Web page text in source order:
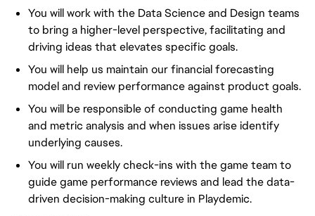
You will work with the Data Science and Design teams
to bring a higher-level perspective, facilitating and
driving ideas that elevates specific goals.
You will help us maintain our financial forecasting
model and review performance against product goals.
You will be responsible of conducting game health
and metric analysis and when issues arise identify
underlying causes.
You will run weekly check-ins with the game team to
guide game performance reviews and lead the data-
driven decision-making culture in Playdemic.